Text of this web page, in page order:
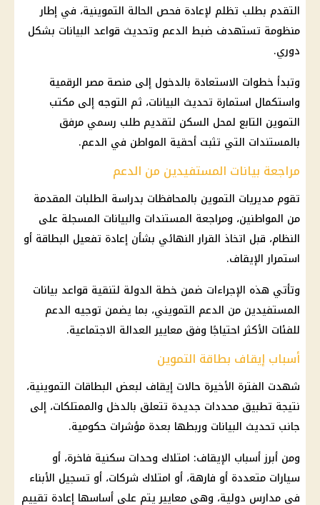
التقدم بطلب تظلم لإعادة فحص الحالة التموينية، في إطار
منظومة تستهدف ضبط الدعم وتحديث قواعد البيانات بشكل
دوري.
وتبدأ خطوات الاستعادة بالدخول إلى منصة مصر الرقمية
واستكمال استمارة تحديث البيانات، ثم التوجه إلى مكتب
التموين التابع لمحل السكن لتقديم طلب رسمي مرفق
بالمستندات التي تثبت أحقية المواطن في الدعم.
مراجعة بيانات المستفيدين من الدعم
تقوم مديريات التموين بالمحافظات بدراسة الطلبات المقدمة
من المواطنين، ومراجعة المستندات والبيانات المسجلة على
النظام، قبل اتخاذ القرار النهائي بشأن إعادة تفعيل البطاقة أو
استمرار الإيقاف.
وتأتي هذه الإجراءات ضمن خطة الدولة لتنقية قواعد بيانات
المستفيدين من الدعم التمويني، بما يضمن توجيه الدعم
للفئات الأكثر احتياجًا وفق معاييرالعدالة الاجتماعية.
أسباب إيقاف بطاقة التموين
شهدت الفترة الأخيرة حالات إيقاف لبعض البطاقات التموينية،
نتيجة تطبيق محددات جديدة تتعلق بالدخل والممتلكات، إلى
جانب تحديث البيانات وربطها بعدة مؤشرات حكومية.
ومن أبرز أسباب الإيقاف: امتلاك وحدات سكنية فاخرة، أو
سيارات متعددة أو فارهة، أو امتلاك شركات، أو تسجيل الأبناء
في مدارس دولية، وهي معايير يتم على أساسها إعادة تقييم